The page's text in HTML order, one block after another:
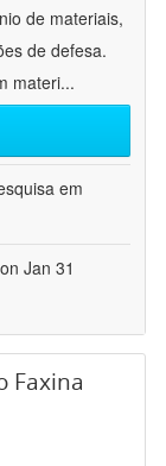
de materiais,
de defesa.
materi...
em
Jan 31
Faxina